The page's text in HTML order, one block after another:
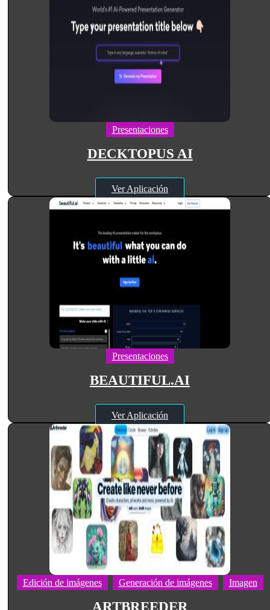
Presentaciones
DECKTOPUS AI
Ver Aplicación
Presentaciones
BEAUTIFUL.AI
Ver Aplicación
Edición de imágenes Generación de imágenes Imagen
ARTBREEDER